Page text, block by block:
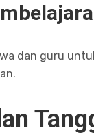
dan guru